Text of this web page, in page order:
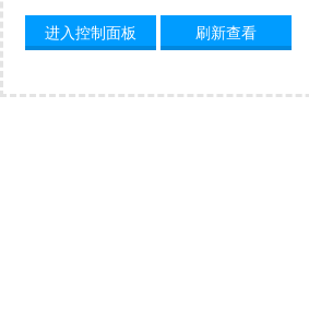
进入控制面板
刷新查看